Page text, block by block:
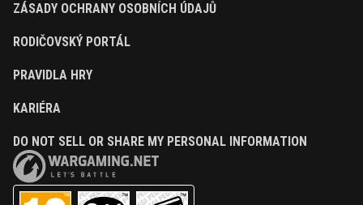
ZÁSADY OCHRANY OSOBNÍCH ÚDAJŮ
RODIČOVSKÝ PORTÁL
PRAVIDLA HRY
KARIÉRA
DO NOT SELL OR SHARE MY PERSONAL INFORMATION